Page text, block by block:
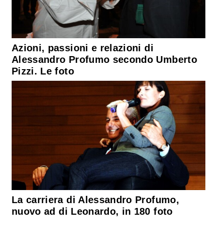
Azioni, passioni e relazioni di
Alessandro Profumo secondo Umberto
Pizzi. Le foto
La carriera di Alessandro Profumo,
nuovo ad di Leonardo, in 180 foto